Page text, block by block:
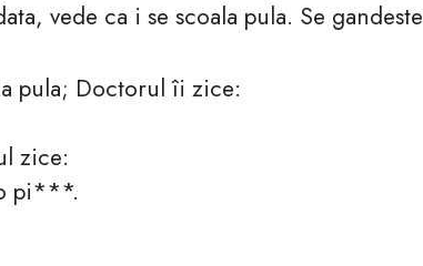
vede ca i se scoala pula. Se gandeste
pula; Doctorul îi zice:
zice:
pi***.